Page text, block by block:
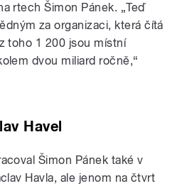
rtech Šimon Pánek. „Teď
za organizaci, která čítá
toho 1 200 jsou místní
dvou miliard ročně,“
Havel
Šimon Pánek také v
Havla, ale jenom na čtvrt